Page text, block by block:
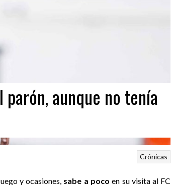
aunque no tenía
Crónicas
y ocasiones, sabe a poco en su visita al FC